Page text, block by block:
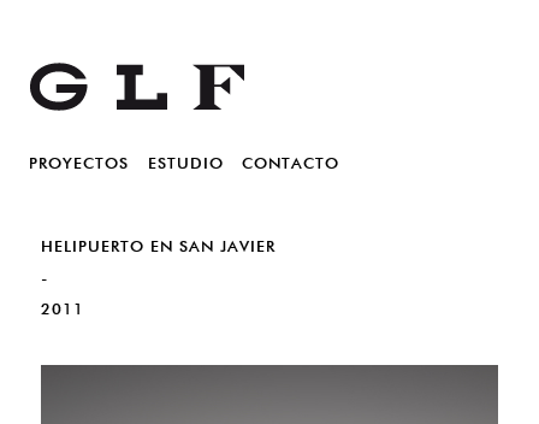
GLF
Gil Lago Fidalgo Arquitectos
Main menu
Skip to primary content
Skip to secondary content
PROYECTOS ESTUDIO CONTACTO
HELIPUERTO EN SAN JAVIER
-
2011